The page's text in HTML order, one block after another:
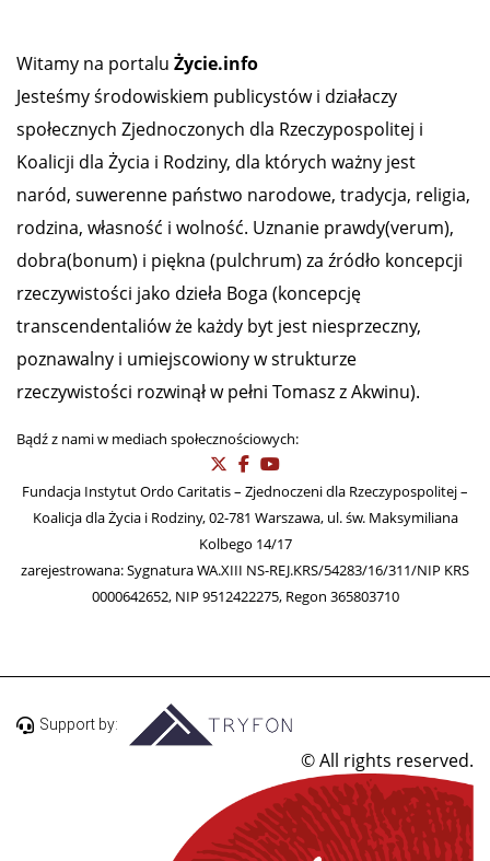
Witamy na portalu Życie.info
Jesteśmy środowiskiem publicystów i działaczy
społecznych Zjednoczonych dla Rzeczypospolitej i
Koalicji dla Życia i Rodziny, dla których ważny jest
naród, suwerenne państwo narodowe, tradycja, religia,
rodzina, własność i wolność. Uznanie prawdy(verum),
dobra(bonum) i piękna (pulchrum) za źródło koncepcji
rzeczywistości jako dzieła Boga (koncepcję
transcendentaliów że każdy byt jest niesprzeczny,
poznawalny i umiejscowiony w strukturze
rzeczywistości rozwinął w pełni Tomasz z Akwinu).
Bądź z nami w mediach społecznościowych:
Fundacja Instytut Ordo Caritatis – Zjednoczeni dla Rzeczypospolitej –
Koalicja dla Życia i Rodziny, 02-781 Warszawa, ul. św. Maksymiliana
Kolbego 14/17
zarejestrowana: Sygnatura WA.XIII NS-REJ.KRS/54283/16/311/NIP KRS
0000642652, NIP 9512422275, Regon 365803710
Support by:
© All rights reserved.